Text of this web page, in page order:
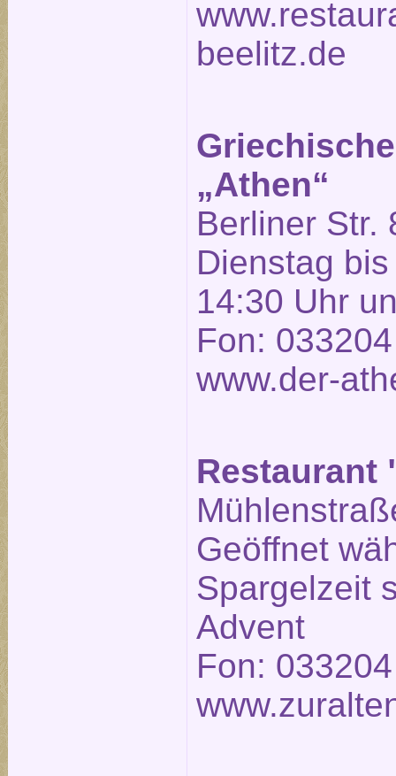
beelitz.de
„Athen“
Berliner Str.
Dienstag
14:30 Uhr
Fon:
www.der-
Restaurant
Geöffnet
Spargelzeit
Advent
Fon: